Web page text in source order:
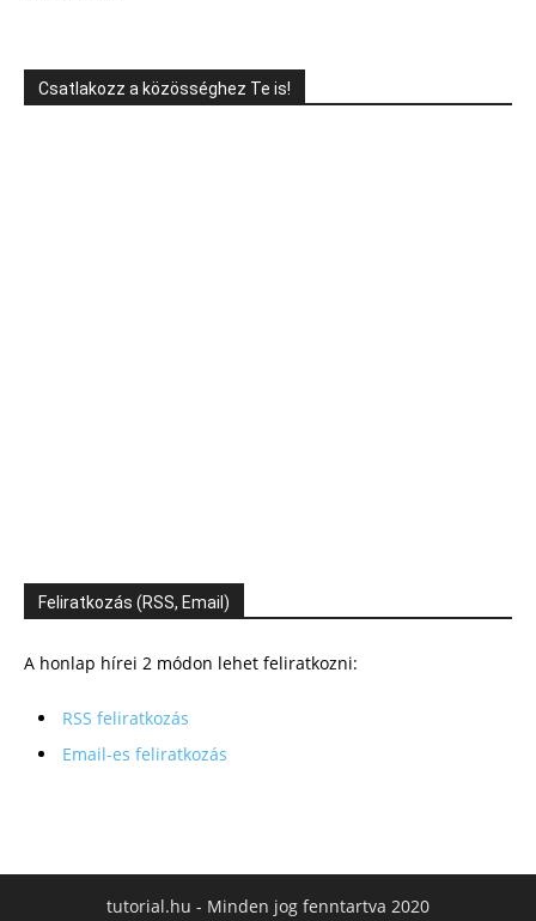
Csatlakozz a közösséghez Te is!
Feliratkozás (RSS, Email)
A honlap hírei 2 módon lehet feliratkozni:
RSS feliratkozás
Email-es feliratkozás
tutorial.hu - Minden jog fenntartva 2020